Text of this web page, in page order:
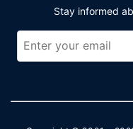
Stay informed